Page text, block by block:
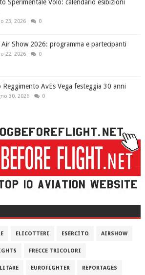
Sperimentale Volo: calendario esibizioni
23, 2026 0
Air Show 2026: programma e partecipanti
22, 2026 0
Reggimento AvEs Vega festeggia 30 anni
30, 2026 0
ELICOTTERI ESERCITO AIRSHOW
FRECCE TRICOLORI
EUROFIGHTER REPORTAGES